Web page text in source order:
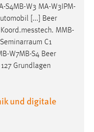
S4MB-W3 MA-W3IPM-
[...] Beer
MMB-
Seminarraum C1
W7MB-S4 Beer
Grundlagen
und digitale
und Social Media